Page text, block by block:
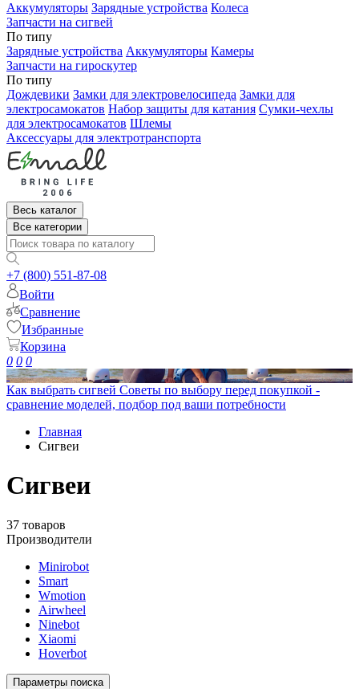
Аккумуляторы Зарядные устройства Колеса
Запчасти на сигвей
По типу
Зарядные устройства Аккумуляторы Камеры
Запчасти на гироскутер
По типу
Дождевики Замки для электровелосипеда Замки для
электросамокатов Набор защиты для катания Сумки-чехлы
для электросамокатов Шлемы
Аксессуары для электротранспорта
Весь каталог
Все категории
+7 (800) 551-87-08
Войти
Сравнение
Избранные
Корзина
0 0 0
Как выбрать сигвей Советы по выбору перед покупкой -
сравнение моделей, подбор под ваши потребности
Главная
Сигвеи
Сигвеи
37 товаров
Производители
Minirobot
Smart
Wmotion
Airwheel
Ninebot
Xiaomi
Hoverbot
Параметры поиска